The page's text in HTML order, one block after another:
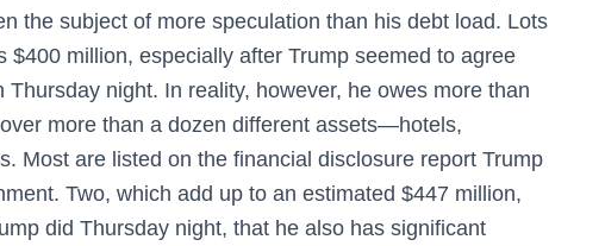
the subject of more speculation than his debt load. Lots
$400 million, especially after Trump seemed to agree
night. In reality, however, he owes more than
more than a dozen different assets—hotels,
Most are listed on the financial disclosure report Trump
Two, which add up to an estimated $447 million,
did Thursday night, that he also has significant